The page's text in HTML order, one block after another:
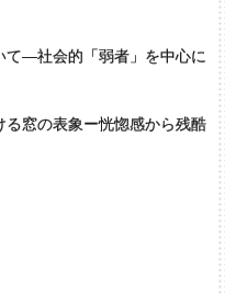
て―社会的「弱者」を中心に
窓の表象ー恍惚感から残酷